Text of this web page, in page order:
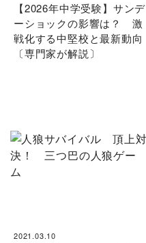
【2026年中学受験】サンデ
ーショックの影響は？ 激
戦化する中堅校と最新動向
〔専門家が解説〕
2021.03.10